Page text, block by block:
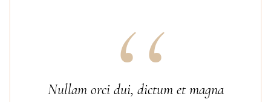
Nullam orci dui, dictum et magna